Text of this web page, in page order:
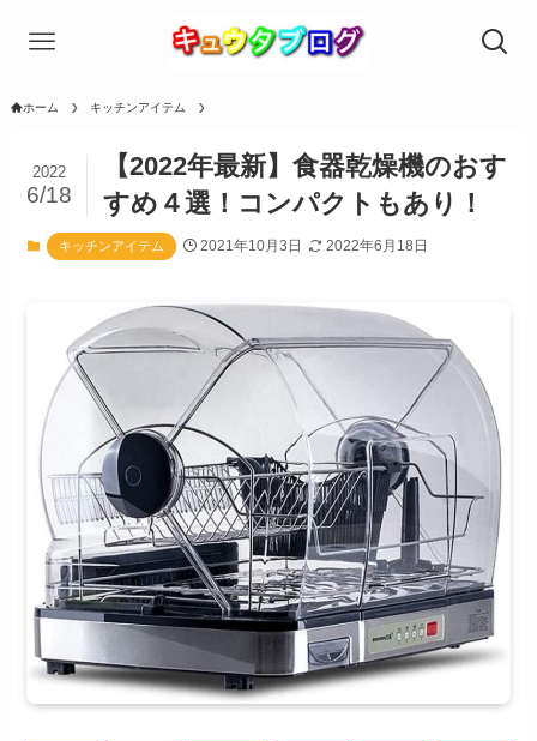
ホーム キッチンアイテム
【2022年最新】食器乾燥機のおす
すめ４選！コンパクトもあり！
2022
6/18
キッチンアイテム 2021年10月3日 2022年6月18日